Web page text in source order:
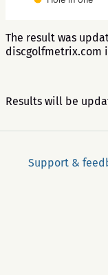
The result was
discgolfmetrix.com
Results will be
Support &